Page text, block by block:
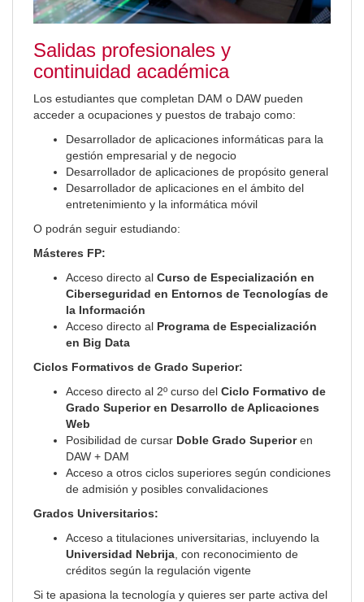
Salidas profesionales y
continuidad académica
Los estudiantes que completan DAM o DAW pueden
acceder a ocupaciones y puestos de trabajo como:
Desarrollador de aplicaciones informáticas para la
gestión empresarial y de negocio
Desarrollador de aplicaciones de propósito general
Desarrollador de aplicaciones en el ámbito del
entretenimiento y la informática móvil
O podrán seguir estudiando:
Másteres FP:
Acceso directo al Curso de Especialización en
Ciberseguridad en Entornos de Tecnologías de
la Información
Acceso directo al Programa de Especialización
en Big Data
Ciclos Formativos de Grado Superior:
Acceso directo al 2º curso del Ciclo Formativo de
Grado Superior en Desarrollo de Aplicaciones
Web
Posibilidad de cursar Doble Grado Superioren
DAW + DAM
Acceso a otros ciclos superiores según condiciones
de admisión y posibles convalidaciones
Grados Universitarios:
Acceso a titulaciones universitarias, incluyendo la
Universidad Nebrija , con reconocimiento de
créditos según la regulación vigente
Si te apasiona la tecnología y quieres ser parte activa del